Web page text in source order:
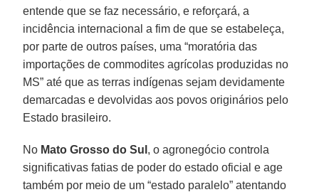
entende que se faz necessário, e reforçará, a
incidência internacional a fim de que se estabeleça,
por parte de outros países, uma “moratória das
importações de commodites agrícolas produzidas no
MS” até que as terras indígenas sejam devidamente
demarcadas e devolvidas aos povos originários pelo
Estado brasileiro.
No Mato Grosso do Sul , o agronegócio controla
significativas fatias de poder do estado oficial e age
também por meio de um “estado paralelo” atentando